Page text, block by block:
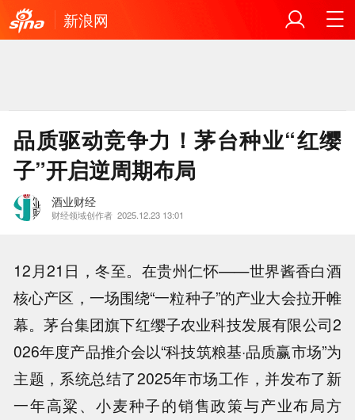
新浪网
品质驱动竞争力！茅台种业“红缨
子”开启逆周期布局
酒业财经
财经领域创作者 2025.12.23 13:01
12月21日，冬至。在贵州仁怀——世界酱香白酒
核心产区，一场围绕“一粒种子”的产业大会拉开帷
幕。茅台集团旗下红缨子农业科技发展有限公司2
026年度产品推介会以“科技筑粮基·品质赢市场”为
主题，系统总结了2025年市场工作，并发布了新
一年高粱、小麦种子的销售政策与产业布局方